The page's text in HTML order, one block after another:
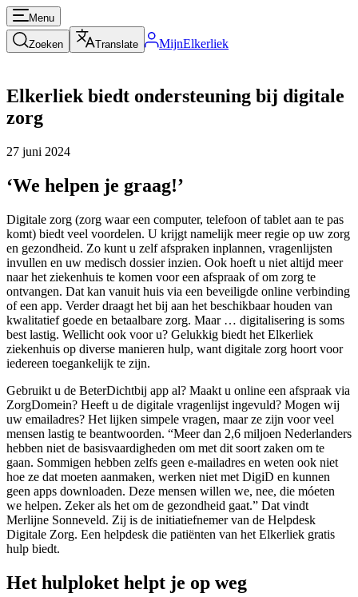
Menu
Zoeken Translate MijnElkerliek
Elkerliek biedt ondersteuning bij digitale
zorg
27 juni 2024
‘We helpen je graag!’
Digitale zorg (zorg waar een computer, telefoon of tablet aan te pas
komt) biedt veel voordelen. U krijgt namelijk meer regie op uw zorg
en gezondheid. Zo kunt u zelf afspraken inplannen, vragenlijsten
invullen en uw medisch dossier inzien. Ook hoeft u niet altijd meer
naar het ziekenhuis te komen voor een afspraak of om zorg te
ontvangen. Dat kan vanuit huis via een beveiligde online verbinding
of een app. Verder draagt het bij aan het beschikbaar houden van
kwalitatief goede en betaalbare zorg. Maar … digitalisering is soms
best lastig. Wellicht ook voor u? Gelukkig biedt het Elkerliek
ziekenhuis op diverse manieren hulp, want digitale zorg hoort voor
iedereen toegankelijk te zijn.
Gebruikt u de BeterDichtbij app al? Maakt u online een afspraak via
ZorgDomein? Heeft u de digitale vragenlijst ingevuld? Mogen wij
uw emailadres? Het lijken simpele vragen, maar ze zijn voor veel
mensen lastig te beantwoorden. “Meer dan 2,6 miljoen Nederlanders
hebben niet de basisvaardigheden om met dit soort zaken om te
gaan. Sommigen hebben zelfs geen e-mailadres en weten ook niet
hoe ze dat moeten aanmaken, werken niet met DigiD en kunnen
geen apps downloaden. Deze mensen willen we, nee, die móeten
we helpen. Zeker als het om de gezondheid gaat.” Dat vindt
Merlijne Sonneveld. Zij is de initiatiefnemer van de Helpdesk
Digitale Zorg. Een helpdesk die patiënten van het Elkerliek gratis
hulp biedt.
Het hulploket helpt je op weg